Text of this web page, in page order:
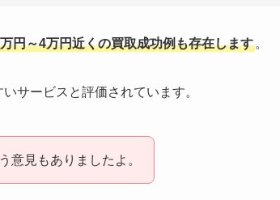
円～4万円近くの買取成功例も存在します 。
サービスと評価されています。
意見もありましたよ。